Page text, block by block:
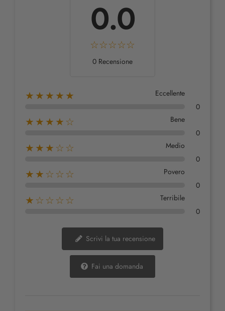
0.0
0 Recensione
★★★★★
Eccellente
0
★★★★☆
Bene
0
★★★☆☆
Medio
0
★★☆☆☆
Povero
0
★☆☆☆☆
Terribile
0
Scrivi la tua recensione
Fai una domanda